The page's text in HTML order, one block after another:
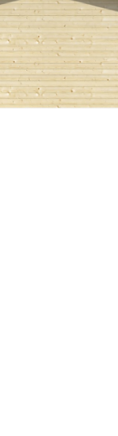
bitte anfragen. Tel: